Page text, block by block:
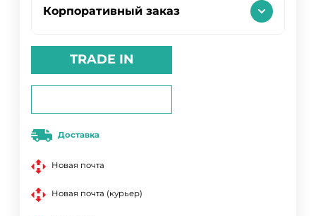
Корпоративный заказ
TRADE IN
Доставка
Новая почта
Новая почта (курьер)